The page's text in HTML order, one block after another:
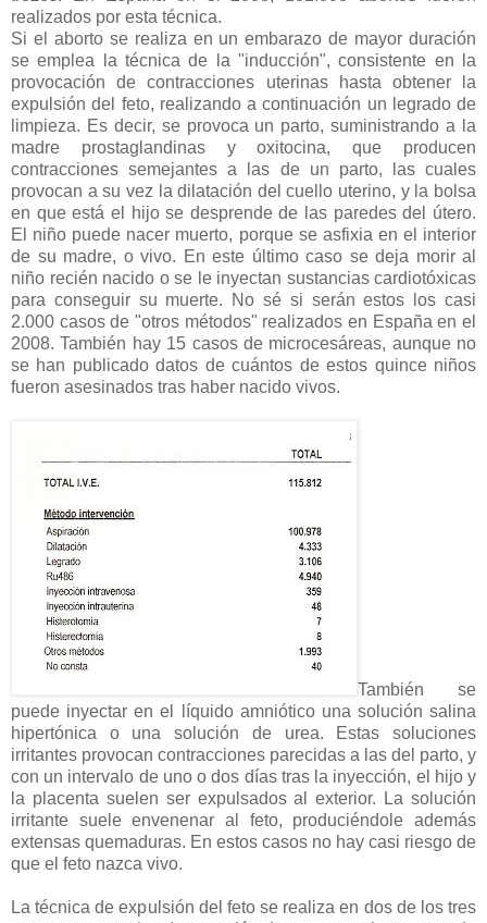
realizados por esta técnica.
Si el aborto se realiza en un embarazo de mayor duración
se emplea la técnica de la "inducción", consistente en la
provocación de contracciones uterinas hasta obtener la
expulsión del feto, realizando a continuación un legrado de
limpieza. Es decir, se provoca un parto, suministrando a la
madre prostaglandinas y oxitocina, que producen
contracciones semejantes a las de un parto, las cuales
provocan a su vez la dilatación del cuello uterino, y la bolsa
en que está el hijo se desprende de las paredes del útero.
El niño puede nacer muerto, porque se asfixia en el interior
de su madre, o vivo. En este último caso se deja morir al
niño recién nacido o se le inyectan sustancias cardiotóxicas
para conseguir su muerte. No sé si serán estos los casi
2.000 casos de "otros métodos" realizados en España en el
2008. También hay 15 casos de microcesáreas, aunque no
se han publicado datos de cuántos de estos quince niños
fueron asesinados tras haber nacido vivos.
También se
puede inyectar en el líquido amniótico una solución salina
hipertónica o una solución de urea. Estas soluciones
irritantes provocan contracciones parecidas a las del parto, y
con un intervalo de uno o dos días tras la inyección, el hijo y
la placenta suelen ser expulsados al exterior. La solución
irritante suele envenenar al feto, produciéndole además
extensas quemaduras. En estos casos no hay casi riesgo de
que el feto nazca vivo.
La técnica de expulsión del feto se realiza en dos de los tres